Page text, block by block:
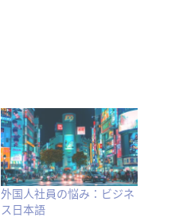
外国人社員の悩み：ビジネ
ス日本語